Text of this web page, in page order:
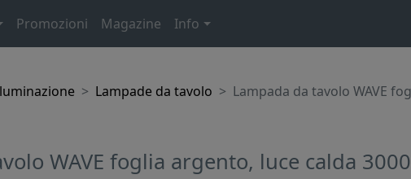
Promozioni Magazine Info
Lampade da tavolo Lampada da tavolo WAVE
WAVE foglia argento, luce calda